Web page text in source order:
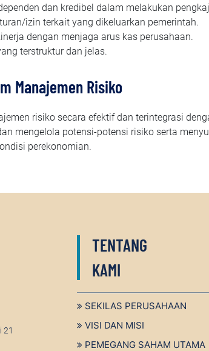
dan kredibel dalam melakukan
izin terkait yang dikeluarkan pemerintah.
dengan menjaga arus kas perusahaan.
terstruktur dan jelas.
Manajemen Risiko
risiko secara efektif dan terintegrasi
mengelola potensi-potensi risiko serta
perekonomian.
21
TENTANG
KAMI
SEKILAS PERUSAHAAN
VISI DAN MISI
PEMEGANG SAHAM UTAMA